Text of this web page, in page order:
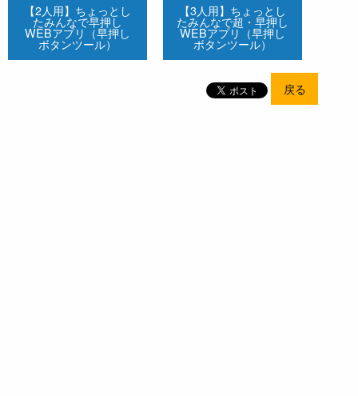
【2人用】ちょっとし
たみんなで早押し
WEBアプリ（早押し
ボタンツール）
【3人用】ちょっとし
たみんなで超・早押し
WEBアプリ（早押し
ボタンツール）
戻る